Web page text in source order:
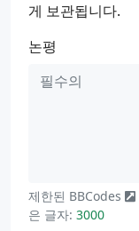
게 보관됩니다.
논평
제한된 BBCodes
은 글자: 3000